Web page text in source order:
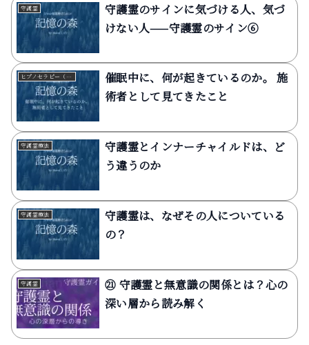
守護霊
守護霊のサインに気づける人、気づ
けない人——守護霊のサイン⑥
ヒプノセラピー（催眠療法）
催眠中に、何が起きているのか。 施
術者として見てきたこと
守護霊療法
守護霊とインナーチャイルドは、ど
う違うのか
守護霊療法
守護霊は、なぜその人についている
の？
守護霊
㉑ 守護霊と無意識の関係とは？心の
深い層から読み解く